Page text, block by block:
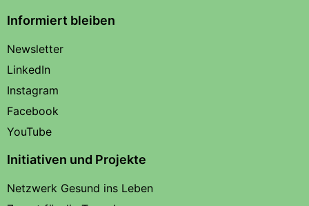
Informiert bleiben
Newsletter
LinkedIn
Instagram
Facebook
YouTube
Initiativen und Projekte
Netzwerk Gesund ins Leben